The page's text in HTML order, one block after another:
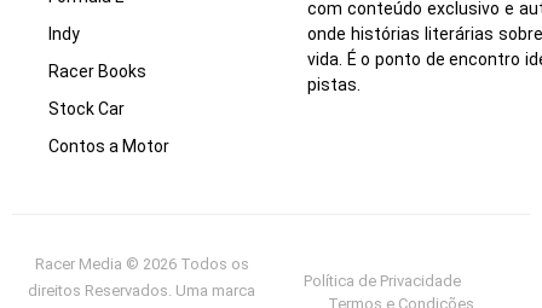
Indy
Racer Books
Stock Car
Contos a Motor
com conteúdo exclusivo e
onde histórias literárias
vida. É o ponto de encontro
pistas.
Racer Media © 2026 Todos os
direitos Reservados. Uma marca
Política de Privacidade
Termos e Condições